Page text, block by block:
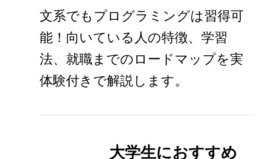
文系でもプログラミングは習得可
能！向いている人の特徴、学習
法、就職までのロードマップを実
体験付きで解説します。
大学生におすすめ